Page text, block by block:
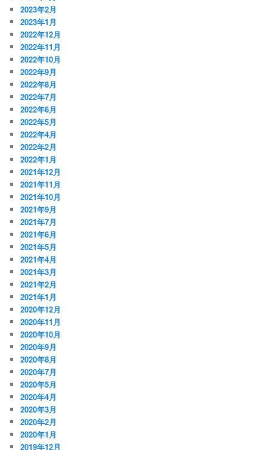
2023年2月
2023年1月
2022年12月
2022年11月
2022年10月
2022年9月
2022年8月
2022年7月
2022年6月
2022年5月
2022年4月
2022年2月
2022年1月
2021年12月
2021年11月
2021年10月
2021年9月
2021年7月
2021年6月
2021年5月
2021年4月
2021年3月
2021年2月
2021年1月
2020年12月
2020年11月
2020年10月
2020年9月
2020年8月
2020年7月
2020年5月
2020年4月
2020年3月
2020年2月
2020年1月
2019年12月